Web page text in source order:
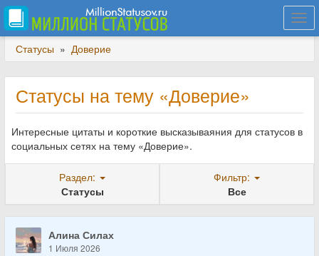
Статусы » Доверие
Статусы на тему «Доверие»
Интересные цитаты и короткие высказываяния для статусов в
социальных сетях на тему «Доверие».
Раздел:
Статусы
Фильтр:
Все
Алина Силах
1 Июля 2026